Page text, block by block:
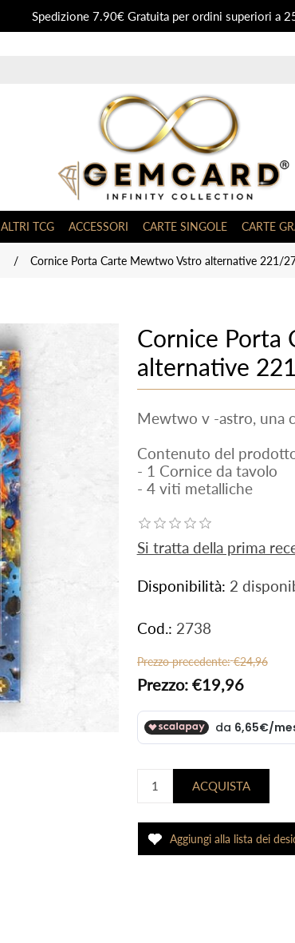
Spedizione 7.90€ Gratuita per ordini superiori a
ALTRI TCG ACCESSORI CARTE SINGOLE CARTE
/ Cornice Porta Carte Mewtwo Vstro alternative 221/
Cornice Porta
alternative
Mewtwo v -astro, una
Contenuto del
- 1 Cornice da tavolo
- 4 viti metalliche
Si tratta della prima
Disponibilità: 2
Cod.: 2738
Prezzo precedente: €24,96
Prezzo: €19,96